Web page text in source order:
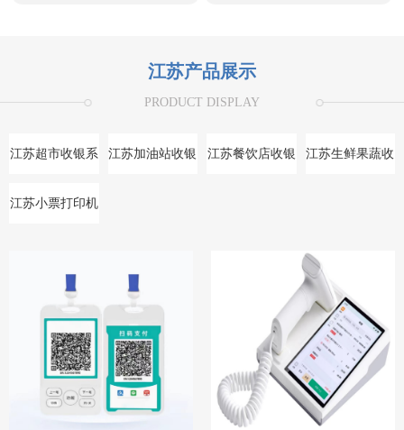
江苏产品展示
PRODUCT DISPLAY
江苏超市收银系
统
江苏加油站收银 江苏餐饮店收银 江苏生鲜果蔬收
江苏小票打印机